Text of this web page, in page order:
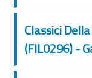
Classici
(FIL0296) -